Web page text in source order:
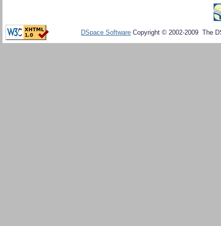
DSpace Software Copyright © 2002-2009 The